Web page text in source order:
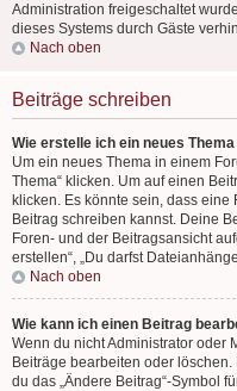
Administration freigeschaltet
dieses Systems durch Gäste
Nach oben
Beiträge schreiben
Wie erstelle ich ein neues
Um ein neues Thema in einem
Thema“ klicken. Um auf einen
klicken. Es könnte sein, dass
Beitrag schreiben kannst. Deine
Foren- und der Beitragsansicht
erstellen“, „Du darfst
Nach oben
Wie kann ich einen Beitrag
Wenn du nicht Administrator oder
Beiträge bearbeiten oder
du das „Ändere Beitrag“-Symbol